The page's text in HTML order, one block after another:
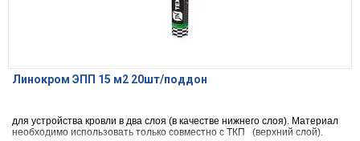
Линокром ЭПП 15 м2 20шт/поддон
для устройства кровли в два слоя (в качестве нижнего слоя). Материал
необходимо использовать только совместно с ТКП (верхний слой).